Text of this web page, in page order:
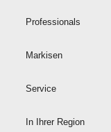
Professionals
Markisen
Service
In Ihrer Region